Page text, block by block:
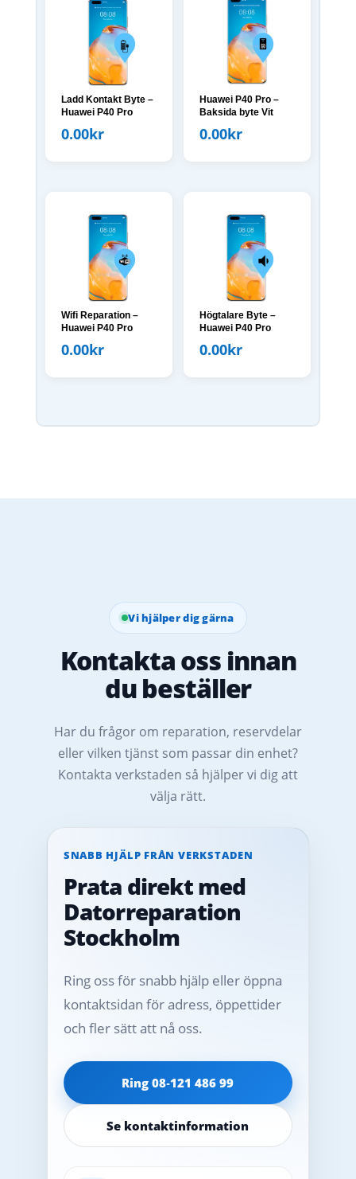
Ladd Kontakt Byte –
Huawei P40 Pro
0.00kr
Huawei P40 Pro –
Baksida byte Vit
0.00kr
Wifi Reparation –
Huawei P40 Pro
0.00kr
Högtalare Byte –
Huawei P40 Pro
0.00kr
Vi hjälper dig gärna
Kontakta oss innan
du beställer
Har du frågor om reparation, reservdelar
eller vilken tjänst som passar din enhet?
Kontakta verkstaden så hjälper vi dig att
välja rätt.
SNABB HJÄLP FRÅN VERKSTADEN
Prata direkt med
Datorreparation
Stockholm
Ring oss för snabb hjälp eller öppna
kontaktsidan för adress, öppettider
och fler sätt att nå oss.
Ring 08‑121 486 99
Se kontaktinformation